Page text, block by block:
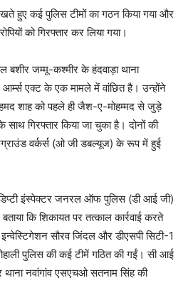
हुए कई पुलिस टीमों का गठन किया गया और
को गिरफ्तार कर लिया गया।
बशीर जम्मू-कश्मीर के हंदवाड़ा थाना
एक्ट के एक मामले में वांछित है। उन्होंने
शाह को पहले ही जैश-ए-मोहम्मद से जुड़े
गिरफ्तार किया जा चुका है। दोनों की
वर्कर्स (ओ जी डबल्यूज) के रूप में हुई
इंस्पेक्टर जनरल ऑफ पुलिस (डी आई जी)
कि शिकायत पर तत्काल कार्रवाई करते
सौरव जिंदल और डीएसपी सिटी-1
पुलिस की कई टीमें गठित की गईं। सी आई
थाना नवांगांव एसएचओ सतनाम सिंह की